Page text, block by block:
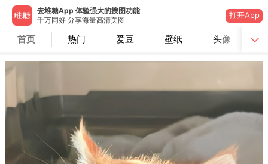
去堆糖App 体验强大的搜图功能
千万同好 分享海量高清美图
打开App
首页 热门 爱豆 壁纸 头像